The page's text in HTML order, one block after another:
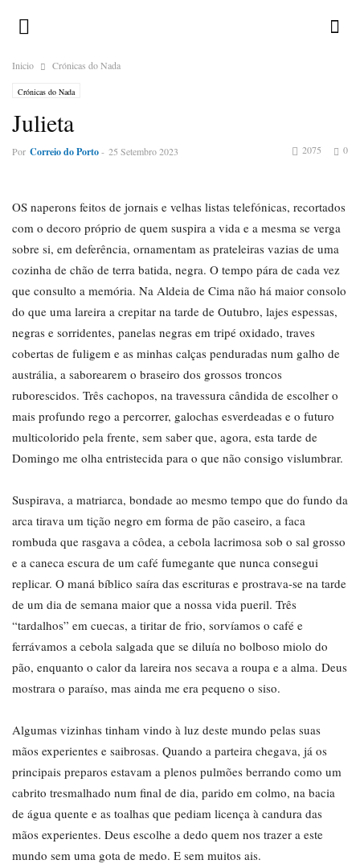
Inicio Crónicas do Nada
Crónicas do Nada
Julieta
Por Correio do Porto- 25 Setembro 2023 0
2075
OS naperons feitos de jornais e velhas listas telefónicas, recortados
com o decoro próprio de quem suspira a vida e a mesma se verga
sobre si, em deferência, ornamentam as prateleiras vazias de uma
cozinha de chão de terra batida, negra. O tempo pára de cada vez
que consulto a memória. Na Aldeia de Cima não há maior consolo
do que uma lareira a crepitar na tarde de Outubro, lajes espessas,
negras e sorridentes, panelas negras em tripé oxidado, traves
cobertas de fuligem e as minhas calças penduradas num galho de
austrália, a saborearem o braseiro dos grossos troncos
ruborescidos. Três cachopos, na travessura cândida de escolher o
mais profundo rego a percorrer, galochas esverdeadas e o futuro
multicolorido pela frente, sem saber que, agora, esta tarde de
Domingo me olha entristecida para o que não consigo vislumbrar.
Suspirava, a matriarca, bondade ao mesmo tempo que do fundo da
arca tirava um tição negro em forma de pão caseiro, a faca
rombuda que rasgava a côdea, a cebola lacrimosa sob o sal grosso
e a caneca escura de um café fumegante que nunca consegui
replicar. O maná bíblico saíra das escrituras e prostrava-se na tarde
de um dia de semana maior que a nossa vida pueril. Três
“tardalhos” em cuecas, a tiritar de frio, sorvíamos o café e
ferrávamos a cebola salgada que se diluía no bolboso miolo do
pão, enquanto o calor da lareira nos secava a roupa e a alma. Deus
mostrara o paraíso, mas ainda me era pequeno o siso.
Algumas vizinhas tinham vindo à luz deste mundo pelas suas
mãos experientes e saibrosas. Quando a parteira chegava, já os
principais preparos estavam a plenos pulmões berrando como um
cabrito tresmalhado num final de dia, parido em colmo, na bacia
de água quente e as toalhas que pediam licença à candura das
mãos experientes. Deus escolhe a dedo quem nos trazer a este
mundo sem uma gota de medo. E sem muitos ais.